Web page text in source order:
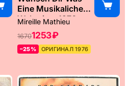
Eine Musikaliche
Weltreise, 1976
Mireille Mathieu
16701253 ₽
–25% ОРИГИНАЛ 1976